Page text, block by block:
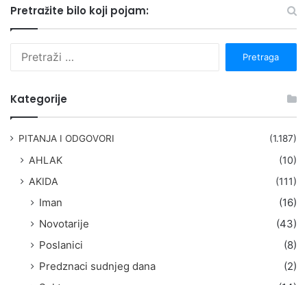
Pretražite bilo koji pojam:
Kategorije
PITANJA I ODGOVORI (1.187)
AHLAK
(10)
AKIDA
(111)
Iman
(16)
Novotarije
(43)
Poslanici
(8)
Predznaci sudnjeg dana
(2)